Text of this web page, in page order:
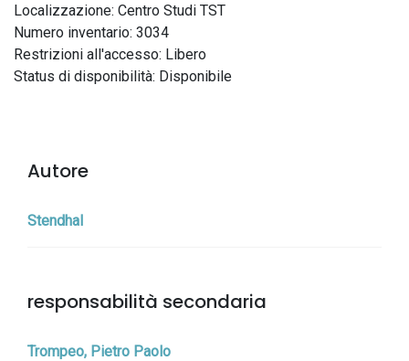
Localizzazione: Centro Studi TST
Numero inventario: 3034
Restrizioni all'accesso: Libero
Status di disponibilità: Disponibile
Autore
Stendhal
responsabilità secondaria
Trompeo, Pietro Paolo